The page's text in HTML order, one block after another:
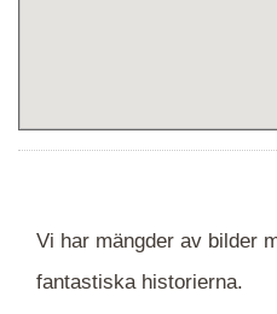
Vi har mängder av bilder
fantastiska historierna.